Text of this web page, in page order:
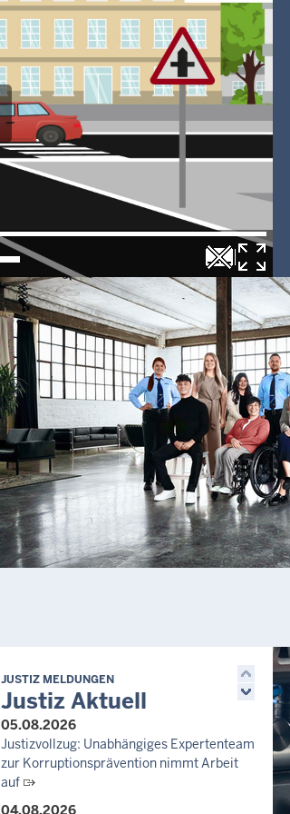
JUSTIZ MELDUNGEN
Justiz Aktuell
05.08.2026
Justizvollzug: Unabhängiges Expertenteam
zur Korruptionsprävention nimmt Arbeit
auf
04.08.2026